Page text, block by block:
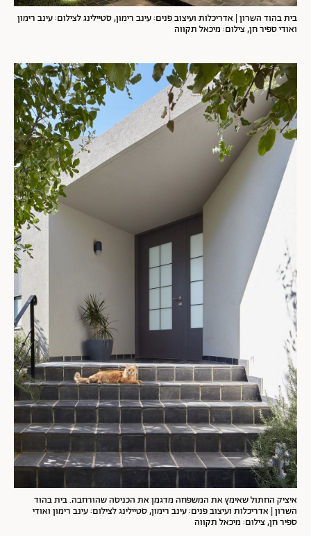
בית בהוד השרון | אדריכלות ועיצוב פנים: עינב רימון, סטיילינג לצילום: עינב רימון
ואודי ספיר חן, צילום: מיכאל תקווה
איציק החתול שאימץ את המשפחה מדגמן את הכניסה שהורחבה. בית בהוד
השרון | אדריכלות ועיצוב פנים: עינב רימון, סטיילינג לצילום: עינב רימון ואודי
ספיר חן, צילום: מיכאל תקווה